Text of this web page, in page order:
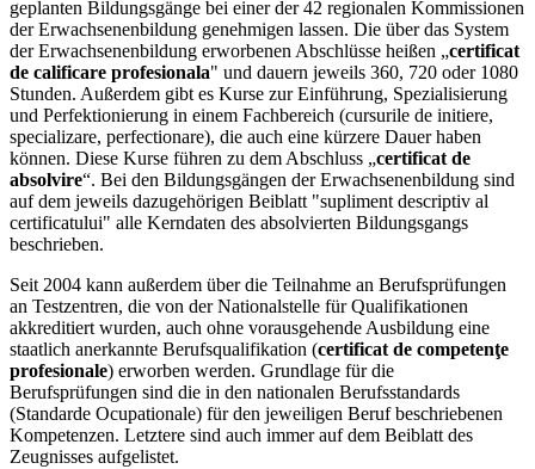
geplanten Bildungsgänge bei einer der 42 regionalen Kommissionen
der Erwachsenenbildung genehmigen lassen. Die über das System
der Erwachsenenbildung erworbenen Abschlüsse heißen „certificat
de calificare profesionala" und dauern jeweils 360, 720 oder 1080
Stunden. Außerdem gibt es Kurse zur Einführung, Spezialisierung
und Perfektionierung in einem Fachbereich (cursurile de initiere,
specializare, perfectionare), die auch eine kürzere Dauer haben
können. Diese Kurse führen zu dem Abschluss „certificat de
absolvire“. Bei den Bildungsgängen der Erwachsenenbildung sind
auf dem jeweils dazugehörigen Beiblatt "supliment descriptiv al
certificatului" alle Kerndaten des absolvierten Bildungsgangs
beschrieben.
Seit 2004 kann außerdem über die Teilnahme an Berufsprüfungen
an Testzentren, die von der Nationalstelle für Qualifikationen
akkreditiert wurden, auch ohne vorausgehende Ausbildung eine
staatlich anerkannte Berufsqualifikation (certificat de competenţe
profesionale) erworben werden. Grundlage für die
Berufsprüfungen sind die in den nationalen Berufsstandards
(Standarde Ocupationale) für den jeweiligen Beruf beschriebenen
Kompetenzen. Letztere sind auch immer auf dem Beiblatt des
Zeugnisses aufgelistet.